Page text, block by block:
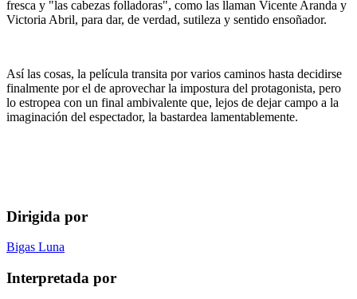
fresca y "las cabezas folladoras", como las llaman Vicente Aranda y
Victoria Abril, para dar, de verdad, sutileza y sentido ensoñador.
Así las cosas, la película transita por varios caminos hasta decidirse
finalmente por el de aprovechar la impostura del protagonista, pero
lo estropea con un final ambivalente que, lejos de dejar campo a la
imaginación del espectador, la bastardea lamentablemente.
Dirigida por
Bigas Luna
Interpretada por